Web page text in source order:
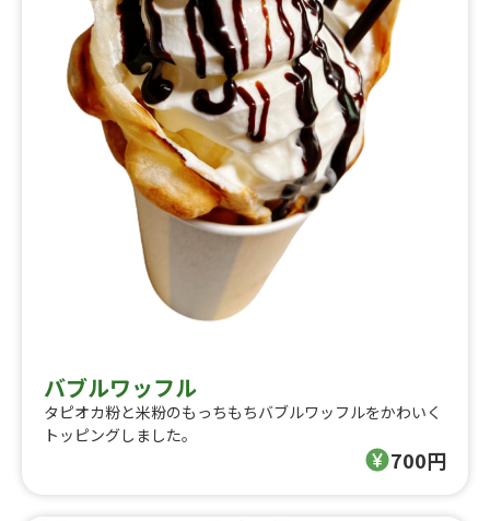
バブルワッフル
タピオカ粉と米粉のもっちもちバブルワッフルをかわいく
トッピングしました。
700円